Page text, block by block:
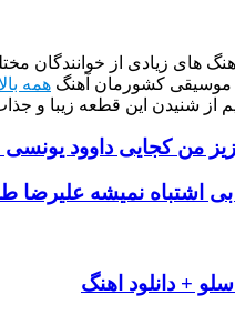
های زیادی از
موسیقی کشورمان آهنگ همه
از شنیدن این قطعه زیبا و
من کجایی داوود یونسی
اشتباه نمیشه علیرضا
+ دانلود اهنگ